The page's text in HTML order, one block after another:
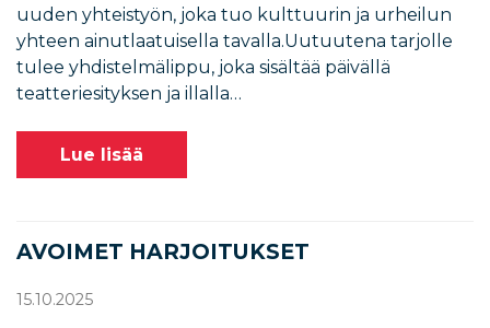
uuden yhteistyön, joka tuo kulttuurin ja urheilun
yhteen ainutlaatuisella tavalla.Uutuutena tarjolle
tulee yhdistelmälippu, joka sisältää päivällä
teatteriesityksen ja illalla…
Lue lisää
AVOIMET HARJOITUKSET
15.10.2025